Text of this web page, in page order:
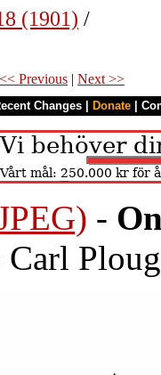
(1901) /
<< Previous | Next >>
Changes Donate
-